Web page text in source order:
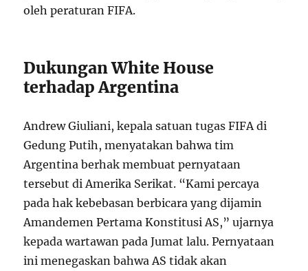
oleh peraturan FIFA.
Dukungan White House
terhadap Argentina
Andrew Giuliani, kepala satuan tugas FIFA di
Gedung Putih, menyatakan bahwa tim
Argentina berhak membuat pernyataan
tersebut di Amerika Serikat. “Kami percaya
pada hak kebebasan berbicara yang dijamin
Amandemen Pertama Konstitusi AS,” ujarnya
kepada wartawan pada Jumat lalu. Pernyataan
ini menegaskan bahwa AS tidak akan